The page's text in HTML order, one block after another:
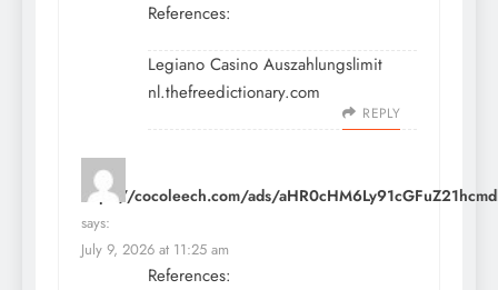
References:
Legiano Casino Auszahlungslimit
nl.thefreedictionary.com
REPLY
https://cocoleech.com/ads/
says:
July 9, 2026 at 11:25 am
References: